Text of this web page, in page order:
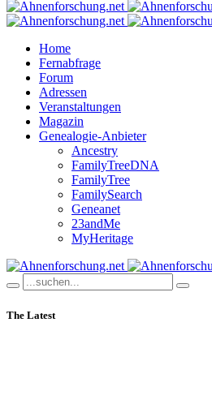
Home
Fernabfrage
Forum
Adressen
Veranstaltungen
Magazin
Genealogie-Anbieter
Ancestry
FamilyTreeDNA
FamilyTree
FamilySearch
Geneanet
23andMe
MyHeritage
The Latest